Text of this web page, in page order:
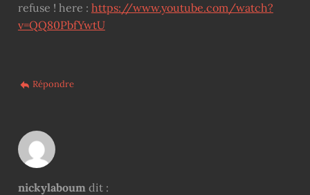
refuse ! here : https://www.youtube.com/watch?
v=QQ80PbfYwtU
Répondre
nickylaboum dit :